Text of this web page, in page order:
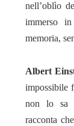
nell’oblìo
immerso
memoria,
Albert
impossibile
non lo sa
racconta